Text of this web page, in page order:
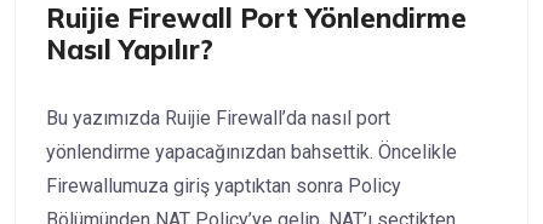
Ruijie Firewall Port Yönlendirme
Nasıl Yapılır?
Bu yazımızda Ruijie Firewall’da nasıl port
yönlendirme yapacağınızdan bahsettik. Öncelikle
Firewallumuza giriş yaptıktan sonra Policy